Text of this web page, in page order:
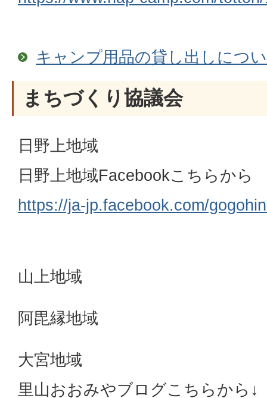
キャンプ用品の貸し出しにつ
まちづくり協議会
日野上地域
日野上地域Facebookこちらから
https://ja-jp.facebook.com/
山上地域
阿毘縁地域
大宮地域
里山おおみやブログこちらから↓